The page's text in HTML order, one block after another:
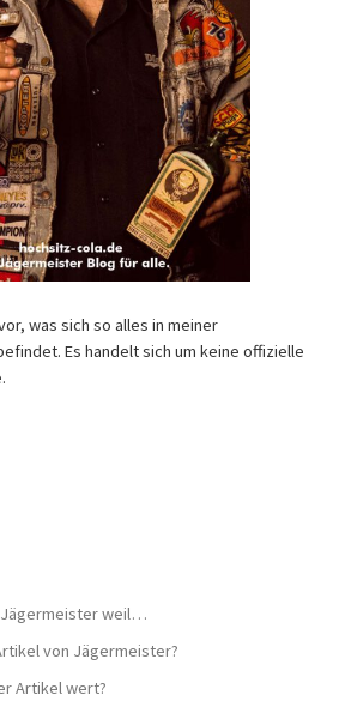
was sich so alles in meiner
Es handelt sich um keine offizielle
Jägermeister weil…
von Jägermeister?
Artikel wert?